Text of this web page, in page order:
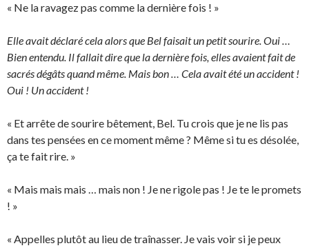
« Ne la ravagez pas comme la dernière fois ! »
Elle avait déclaré cela alors que Bel faisait un petit sourire. Oui …
Bien entendu. Il fallait dire que la dernière fois, elles avaient fait de
sacrés dégâts quand même. Mais bon … Cela avait été un accident !
Oui ! Un accident !
« Et arrête de sourire bêtement, Bel. Tu crois que je ne lis pas
dans tes pensées en ce moment même ? Même si tu es désolée,
ça te fait rire. »
« Mais mais mais … mais non ! Je ne rigole pas ! Je te le promets
! »
« Appelles plutôt au lieu de traînasser. Je vais voir si je peux